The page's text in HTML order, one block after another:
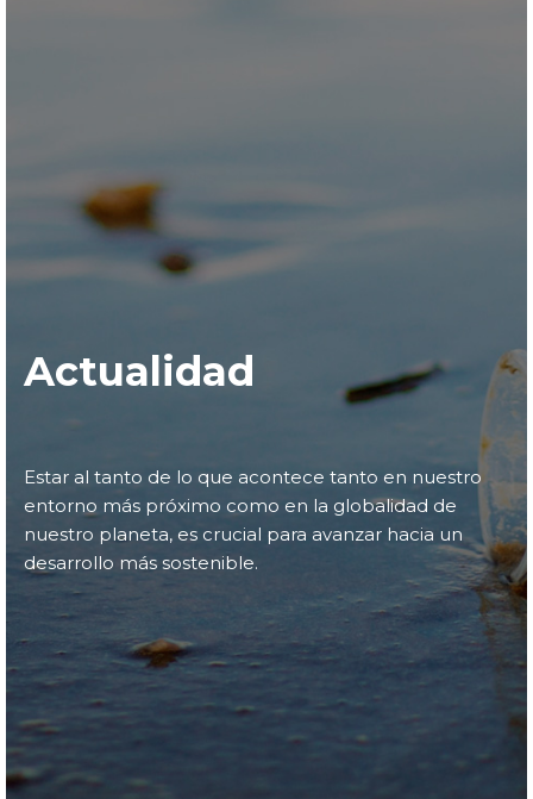
Actualidad
Estar al tanto de lo que acontece tanto en nuestro
entorno más próximo como en la globalidad de
nuestro planeta, es crucial para avanzar hacia un
desarrollo más sostenible.